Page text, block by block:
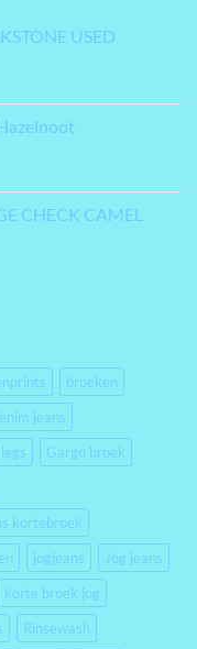
USED
CHECK CAMEL
broeken
jeans
Gargo broek
kortebroek
jogjeans
Jog jeans
korte broek jog
Rinsewash